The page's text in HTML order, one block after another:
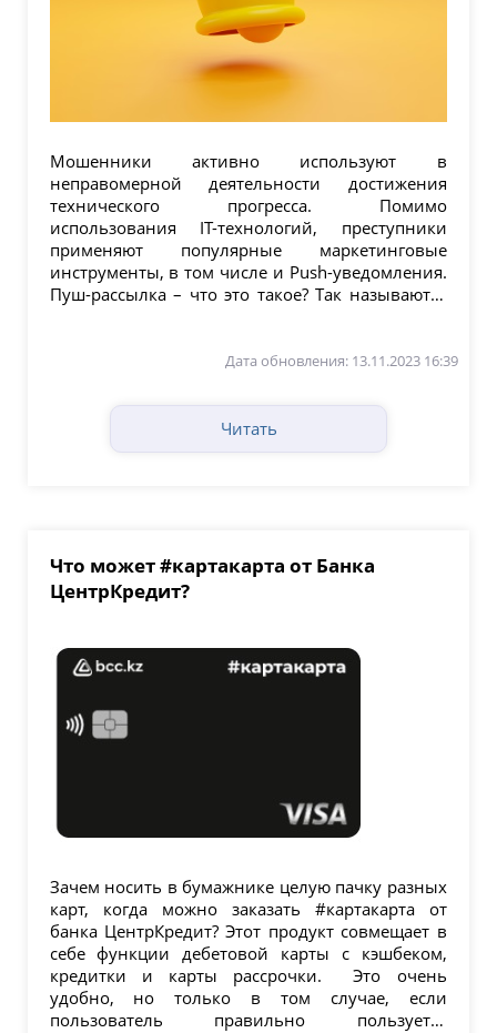
Мошенники активно используют в
неправомерной деятельности достижения
технического прогресса. Помимо
использования IT-технологий, преступники
применяют популярные маркетинговые
инструменты, в том числе и Push-уведомления.
Пуш-рассылка – что это такое? Так называются
Дата обновления: 13.11.2023 16:39
Читать
Что может #картакарта от Банка
ЦентрКредит?
Зачем носить в бумажнике целую пачку разных
карт, когда можно заказать #картакарта от
банка ЦентрКредит? Этот продукт совмещает в
себе функции дебетовой карты с кэшбеком,
кредитки и карты рассрочки. Это очень
удобно, но только в том случае, если
пользователь правильно пользуется